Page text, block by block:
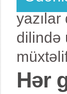
dilində
Hər